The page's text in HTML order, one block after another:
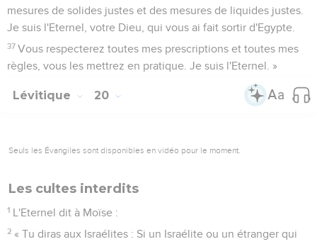
mesures de solides justes et des mesures de liquides justes.
Je suis l'Eternel, votre Dieu, qui vous ai fait sortir d'Egypte.
37 Vous respecterez toutes mes prescriptions et toutes mes
règles, vous les mettrez en pratique. Je suis l'Eternel. »
Lévitique 20
Seuls les Évangiles sont disponibles en vidéo pour le moment.
Les cultes interdits
1 L'Eternel dit à Moïse :
2 « Tu diras aux Israélites : Si un Israélite ou un étranger qui